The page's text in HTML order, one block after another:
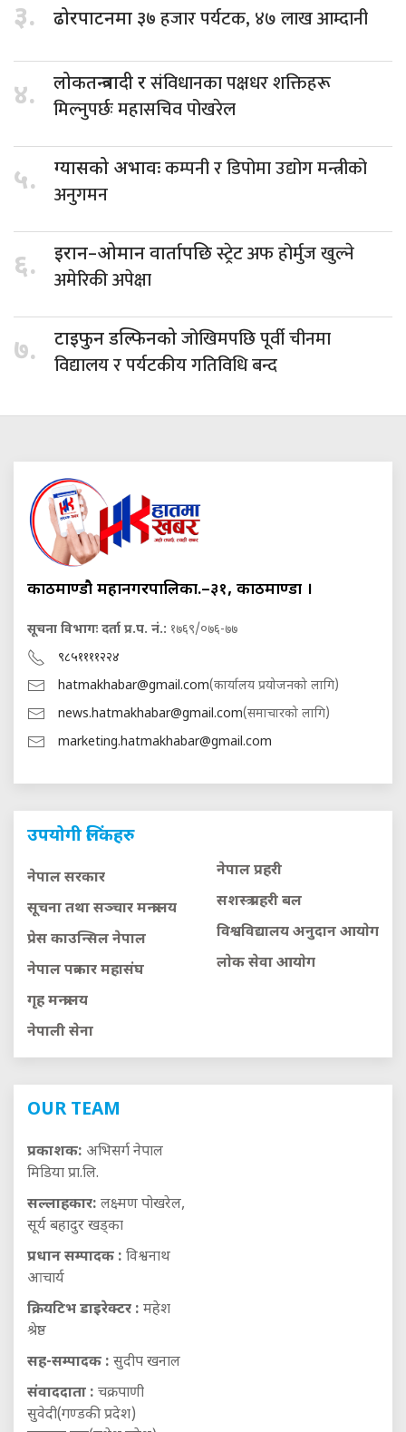
३. ढोरपाटनमा ३७ हजार पर्यटक, ४७ लाख आम्दानी
४. लोकतन्त्रवादी रसंविधानका पक्षधर शक्तिहरू
मिल्नुपर्छः महासचिव पोखरेल
५. ग्यासको अभावःकम्पनी र डिपोमा उद्योग मन्त्रीको
अनुगमन
६. इरान–ओमान वार्तापछिस्ट्रेट अफ होर्मुज खुल्ने
अमेरिकी अपेक्षा
७. टाइफुन डल्फिनकोजोखिमपछि पूर्वी चीनमा
विद्यालय र पर्यटकीय गतिविधि बन्द
काठमाण्डौ महानगरपालिका.–३१, काठमाण्डौं ।
सूचना विभागः दर्ता प्र.प. नं.: १७६९/०७६-७७
९८५११११२२४
hatmakhabar@gmail.com(कार्यालय प्रयोजनको लागि)
news.hatmakhabar@gmail.com(समाचारको लागि)
marketing.hatmakhabar@gmail.com
उपयोगी लिंकहरु
नेपाल सरकार
सूचना तथा सञ्चार मन्त्रालय
प्रेस काउन्सिल नेपाल
नेपाल पत्रकार महासंघ
गृह मन्त्रालय
नेपाली सेना
नेपाल प्रहरी
सशस्त्र प्रहरी बल
विश्वविद्यालय अनुदान आयाेग
लाेक सेवा आयाेग
OUR TEAM
प्रकाशक: अभिसर्ग नेपाल
मिडिया प्रा.लि.
सल्लाहकार: लक्ष्मण पोखरेल,
सूर्य बहादुर खड्का
प्रधान सम्पादक : विश्वनाथ
आचार्य
क्रियटिभ डाइरेक्टर : महेश
श्रेष्ठ
सह-सम्पादक : सुदीप खनाल
संवाददाता : चक्रपाणी
सुवेदी(गण्डकी प्रदेश)